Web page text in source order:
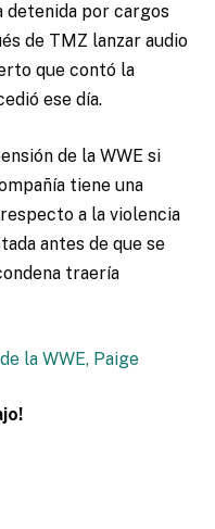
detenida por cargos
de TMZ lanzar audio
que contó la
ese día.
de la WWE si
tiene una
a la violencia
antes de que se
traería
la WWE, Paige